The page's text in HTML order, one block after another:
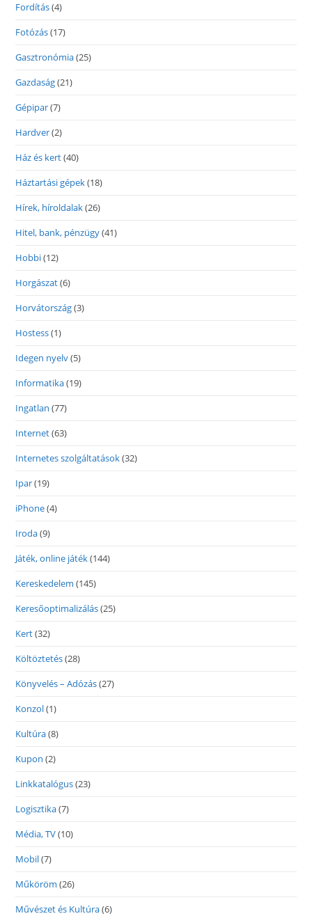
Fordítás(4)
Fotózás(17)
Gasztronómia(25)
Gazdaság(21)
Gépipar(7)
Hardver(2)
Ház és kert(40)
Háztartási gépek(18)
Hírek, híroldalak(26)
Hitel, bank, pénzügy(41)
Hobbi(12)
Horgászat(6)
Horvátország(3)
Hostess(1)
Idegen nyelv(5)
Informatika(19)
Ingatlan (77)
Internet(63)
Internetes szolgáltatások(32)
Ipar(19)
iPhone(4)
Iroda(9)
Játék, online játék(144)
Kereskedelem (145)
Keresőoptimalizálás(25)
Kert(32)
Költöztetés(28)
Könyvelés – Adózás(27)
Konzol(1)
Kultúra(8)
Kupon (2)
Linkkatalógus(23)
Logisztika(7)
Média, TV(10)
Mobil(7)
Műköröm (26)
Művészet és Kultúra(6)